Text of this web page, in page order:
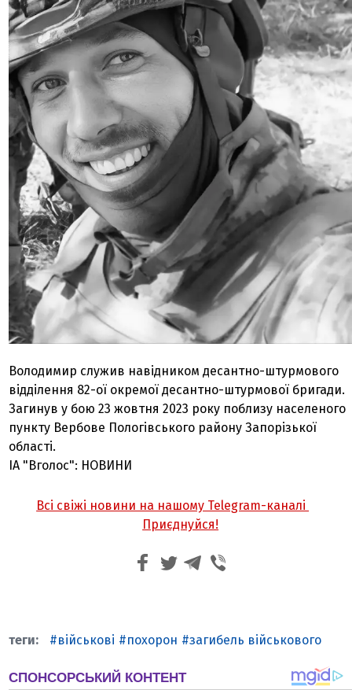
Володимир служив навідником десантно-штурмового
відділення 82-ої окремої десантно-штурмової бригади.
Загинув у бою 23 жовтня 2023 року поблизу населеного
пункту Вербове Пологівського району Запорізької
області.
ІА "Вголос": НОВИНИ
Всі свіжі новини на нашому Telegram-каналі
Приєднуйся!
військові похорон загибель військового